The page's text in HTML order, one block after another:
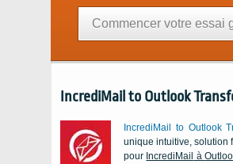
Commencer votre essai
IncrediMail to Outlook
IncrediMail to Outlook
unique intuitive, solution
pour IncrediMail à